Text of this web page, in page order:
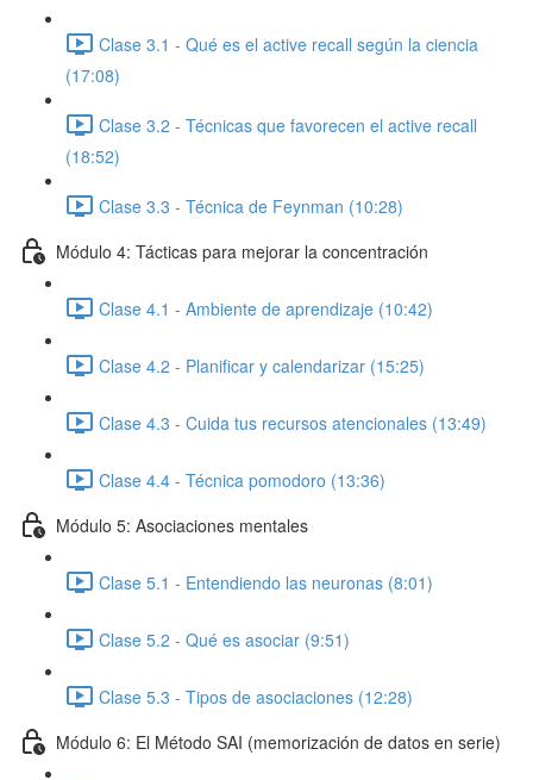
Clase 3.1 - Qué es el active recall según la ciencia
(17:08)
Clase 3.2 - Técnicas que favorecen el active recall
(18:52)
Clase 3.3 - Técnica de Feynman (10:28)
Módulo 4: Tácticas para mejorar la concentración
Clase 4.1 - Ambiente de aprendizaje (10:42)
Clase 4.2 - Planificar y calendarizar (15:25)
Clase 4.3 - Cuida tus recursos atencionales (13:49)
Clase 4.4 - Técnica pomodoro (13:36)
Módulo 5: Asociaciones mentales
Clase 5.1 - Entendiendo las neuronas (8:01)
Clase 5.2 - Qué es asociar (9:51)
Clase 5.3 - Tipos de asociaciones (12:28)
Módulo 6: El Método SAI (memorización de datos en serie)